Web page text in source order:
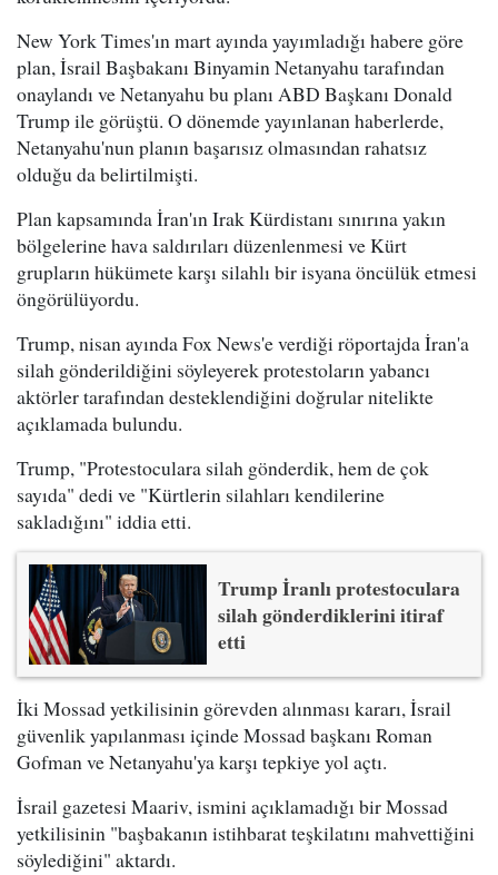
New York Times'ın mart ayında yayımladığı habere göre
plan, İsrail Başbakanı Binyamin Netanyahu tarafından
onaylandı ve Netanyahu bu planı ABD Başkanı Donald
Trump ile görüştü. O dönemde yayınlanan haberlerde,
Netanyahu'nun planın başarısız olmasından rahatsız
olduğu da belirtilmişti.
Plan kapsamında İran'ın Irak Kürdistanı sınırına yakın
bölgelerine hava saldırıları düzenlenmesi ve Kürt
grupların hükümete karşı silahlı bir isyana öncülük etmesi
öngörülüyordu.
Trump, nisan ayında Fox News'e verdiği röportajda İran'a
silah gönderildiğini söyleyerek protestoların yabancı
aktörler tarafından desteklendiğini doğrular nitelikte
açıklamada bulundu.
Trump, "Protestoculara silah gönderdik, hem de çok
sayıda" dedi ve "Kürtlerin silahları kendilerine
sakladığını" iddia etti.
Trump İranlı protestoculara
silah gönderdiklerini itiraf
etti
İki Mossad yetkilisinin görevden alınması kararı, İsrail
güvenlik yapılanması içinde Mossad başkanı Roman
Gofman ve Netanyahu'ya karşı tepkiye yol açtı.
İsrail gazetesi Maariv, ismini açıklamadığı bir Mossad
yetkilisinin "başbakanın istihbarat teşkilatını mahvettiğini
söylediğini" aktardı.